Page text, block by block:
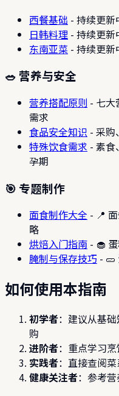
西餐基础 - 持续更新
日韩料理 - 持续更新
东南亚菜 - 持续更新
🥗 营养与安全
营养搭配原则 - 七大
需求
食品安全知识 - 采购
特殊饮食需求 - 素食
孕期
🎯 专题制作
面食制作大全 - 📍
略
烘焙入门指南 - 🧁
腌制与保存技巧 - 🥒
如何使用本指南
初学者：建议从基
购
进阶者：重点学习
实践者：直接查阅
健康关注者：参考